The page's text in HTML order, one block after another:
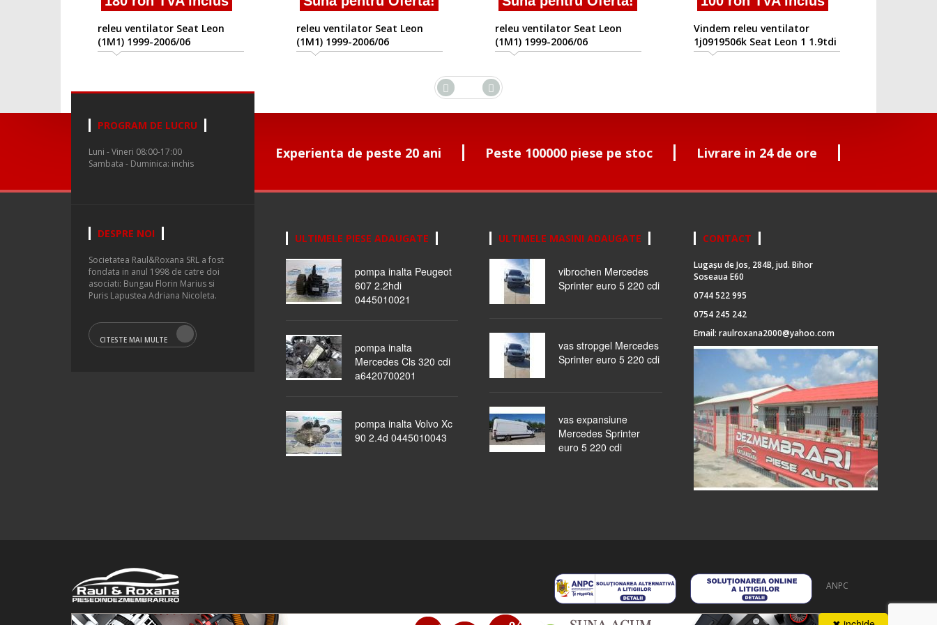
releu ventilator Seat Leon
(1M1) 1999-2006/06
releu ventilator Seat Leon
(1M1) 1999-2006/06
releu ventilator Seat Leon
(1M1) 1999-2006/06
Vindem releu ventilator
1j0919506k Seat Leon 1 1.9tdi
asz
Experienta de peste 20 ani Peste 100000 piese pe stoc Livrare in 24 de ore
PROGRAM DE LUCRU
Luni - Vineri 08:00-17:00
Sambata - Duminica: inchis
DESPRE NOI
Societatea Raul&Roxana SRL a fost
fondata in anul 1998 de catre doi
asociati: Bungau Florin Marius si
Puris Lapustea Adriana Nicoleta.
CITESTE MAI MULTE
ULTIMELE PIESE ADAUGATE
pompa inalta Peugeot
607 2.2hdi
0445010021
pompa inalta
Mercedes Cls 320 cdi
a6420700201
pompa inalta Volvo Xc
90 2.4d 0445010043
ULTIMELE MASINI ADAUGATE
vibrochen Mercedes
Sprinter euro 5 220 cdi
vas stropgel Mercedes
Sprinter euro 5 220 cdi
vas expansiune
Mercedes Sprinter
euro 5 220 cdi
CONTACT
Lugașu de Jos, 284B, jud. Bihor
Soseaua E60
0744 522 995
0754 245 242
Email: raulroxana2000@yahoo.com
ANPC
© 2016 Raul&Roxana SRL. Toate drepturile rezervate. piese auto masini dezmembrate ocazii lichidari stoc despre noi formular cerere autentificare contact